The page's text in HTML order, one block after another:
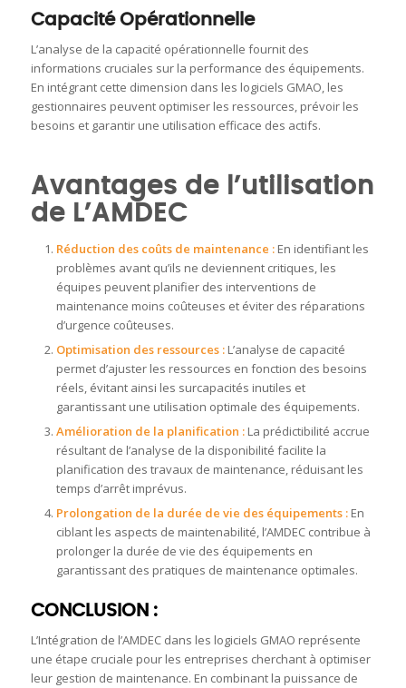
Capacité Opérationnelle
L’analyse de la capacité opérationnelle fournit des
informations cruciales sur la performance des équipements.
En intégrant cette dimension dans les logiciels GMAO, les
gestionnaires peuvent optimiser les ressources, prévoir les
besoins et garantir une utilisation efficace des actifs.
Avantages de l’utilisation
de L’AMDEC
Réduction des coûts de maintenance :En identifiant les
problèmes avant qu’ils ne deviennent critiques, les
équipes peuvent planifier des interventions de
maintenance moins coûteuses et éviter des réparations
d’urgence coûteuses.
Optimisation des ressources :L’analyse de capacité
permet d’ajuster les ressources en fonction des besoins
réels, évitant ainsi les surcapacités inutiles et
garantissant une utilisation optimale des équipements.
Amélioration de la planification :La prédictibilité accrue
résultant de l’analyse de la disponibilité facilite la
planification des travaux de maintenance, réduisant les
temps d’arrêt imprévus.
Prolongation de la durée de vie des équipements :En
ciblant les aspects de maintenabilité, l’AMDEC contribue à
prolonger la durée de vie des équipements en
garantissant des pratiques de maintenance optimales.
CONCLUSION :
L’Intégration de l’AMDEC dans les logiciels GMAO représente
une étape cruciale pour les entreprises cherchant à optimiser
leur gestion de maintenance. En combinant la puissance de